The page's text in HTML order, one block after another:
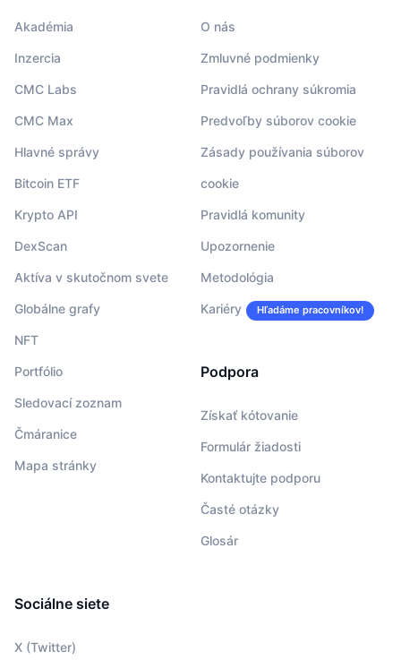
Akadémia
Inzercia
CMC Labs
CMC Max
Hlavné správy
Bitcoin ETF
Krypto API
DexScan
Aktíva v skutočnom svete
Globálne grafy
NFT
Portfólio
Sledovací zoznam
Čmáranice
Mapa stránky
O nás
Zmluvné podmienky
Pravidlá ochrany súkromia
Predvoľby súborov cookie
Zásady používania súborov
cookie
Pravidlá komunity
Upozornenie
Metodológia
Kariéry Hľadáme pracovníkov!
Podpora
Získať kótovanie
Formulár žiadosti
Kontaktujte podporu
Časté otázky
Glosár
Sociálne siete
X (Twitter)